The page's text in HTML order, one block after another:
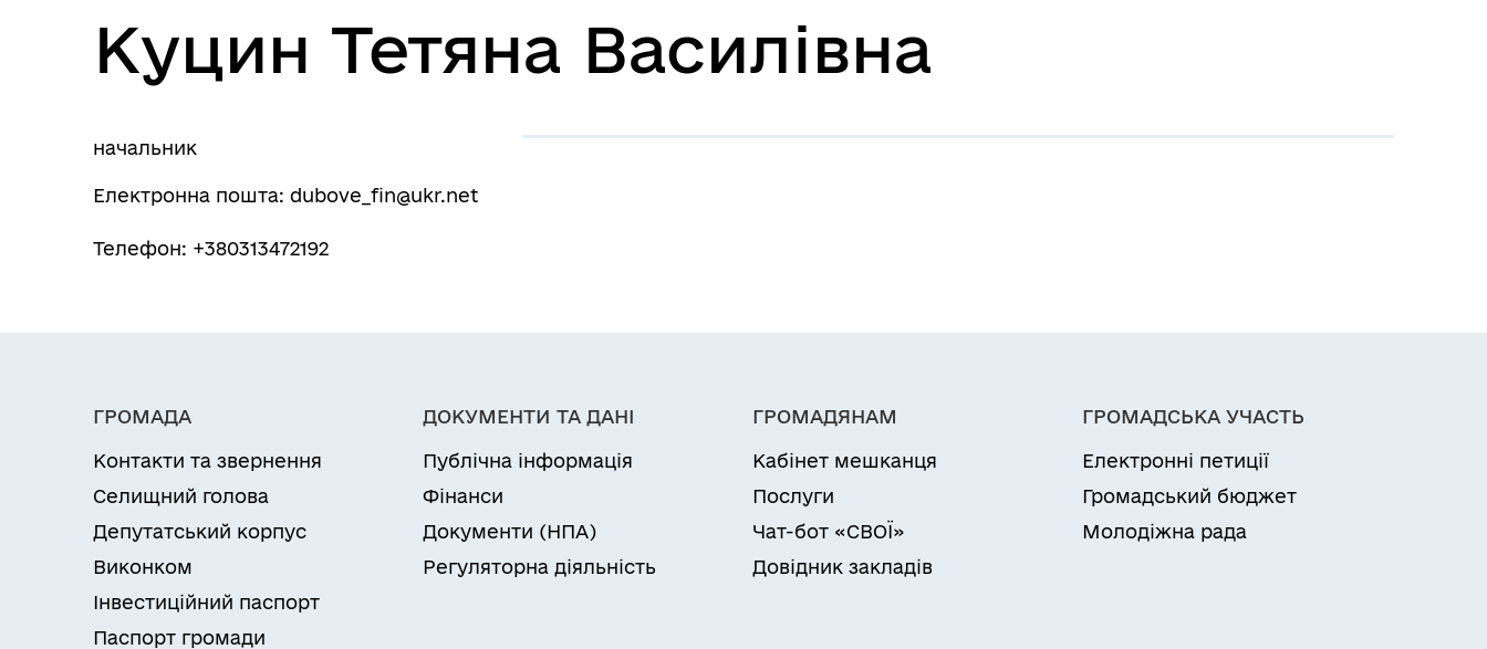
Національний скринінг
Куцин Тетяна Василівна
начальник
Електронна пошта: dubove_fin@ukr.net
Телефон: +380313472192
ГРОМАДА
Контакти та звернення
Селищний голова
Депутатський корпус
Виконком
Інвестиційний паспорт
Паспорт громади
ДОКУМЕНТИ ТА ДАНІ
Публічна інформація
Фінанси
Документи (НПА)
Регуляторна діяльність
ГРОМАДЯНАМ
Кабінет мешканця
Послуги
Чат-бот «СВОЇ»
Довідник закладів
ГРОМАДСЬКА УЧАСТЬ
Електронні петиції
Громадський бюджет
Молодіжна рада